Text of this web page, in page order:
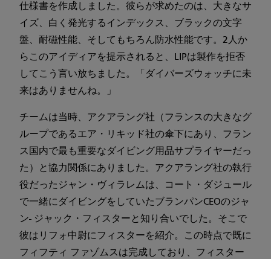
仕様書を作成しました。彼らが求めたのは、大きなサ
イズ、白く発光するインデックス、ブラックの文字
盤、耐磁性能、そしてもちろん防水性能です。2人か
らこのアイディアを提示されると、LIPは製作を拒否
してこう言い放ちました。「ダイバーズウォッチに未
来はありませんね。」
チームは当時、アクアラング社（フランスの大きなグ
ループであるエア・リキッド社の傘下にあり、フラン
ス国内で最も重要なダイビング用品サプライヤーだっ
た）と協力関係にありました。アクアラング社の執行
役だったジャン・ヴィラレムは、コート・ダジュール
で一緒にダイビングをしていたブランパンCEOのジャ
ン- ジャック・フィスターと知り合いでした。そこで
彼はリフォ中尉にフィスターを紹介。この時点で既に
フィフティ ファゾムスは完成しており、フィスター